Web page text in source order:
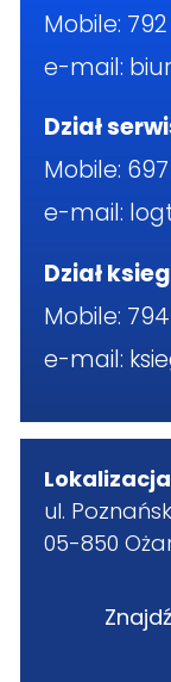
Mobile:
e-mail:
Dział
Mobile:
e-mail:
Dział
Mobile:
e-mail:
ul.
05-850